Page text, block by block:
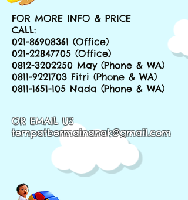
FOR MORE INFO & PRICE
CALL:
021-86908361 (Office)
021-22847705 (Office)
0812-3202250 May (Phone & WA)
0811-9221703 Fitri (Phone & WA)
0811-1651-105 Nada (Phone & WA)
OR EMAIL US
tempatbermainanak@gmail.com